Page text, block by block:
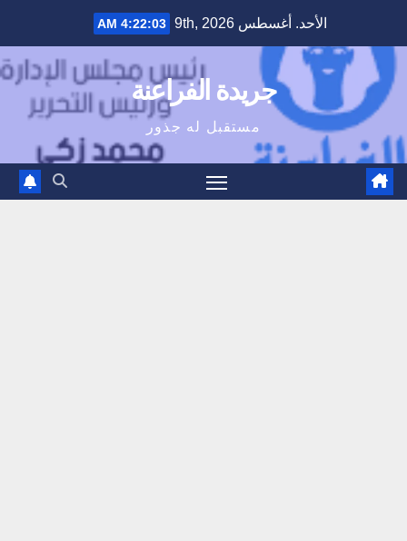
content
الأحد. أغسطس 9th, 2026 4:22:04 AM
جريدة الفراعنة
مستقبل له جذور